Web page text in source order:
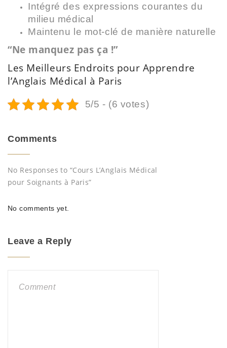
Intégré des expressions courantes du
milieu médical
Maintenu le mot-clé de manière naturelle
“Ne manquez pas ça !”
Les Meilleurs Endroits pour Apprendre
l’Anglais Médical à Paris
5/5 - (6 votes)
Comments
No Responses to “Cours L’Anglais Médical
pour Soignants à Paris”
No comments yet.
Leave a Reply